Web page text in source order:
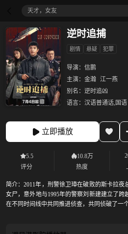
天才，女友
逆时追捕
剧情 悬疑 犯罪
导演： 信鹏
主演： 金瀚 江一燕
别名： 逆时追凶
语言： 汉语普通话,国语
立即播放
5.5
评分
10.8万
热度
简介：2011年，刑警徐卫璋在破败的斯卡拉
女尸，意外地与1995年的警察刘新建建立了跨
在不同时间线中共同推进侦查，共同侦破了一